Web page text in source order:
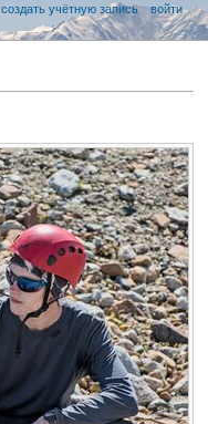
создать учётную запись войти